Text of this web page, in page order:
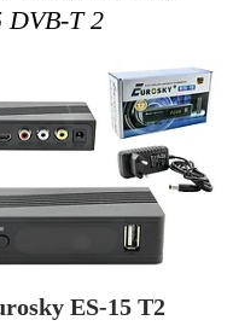
DVB-T 2
ES-15 T2